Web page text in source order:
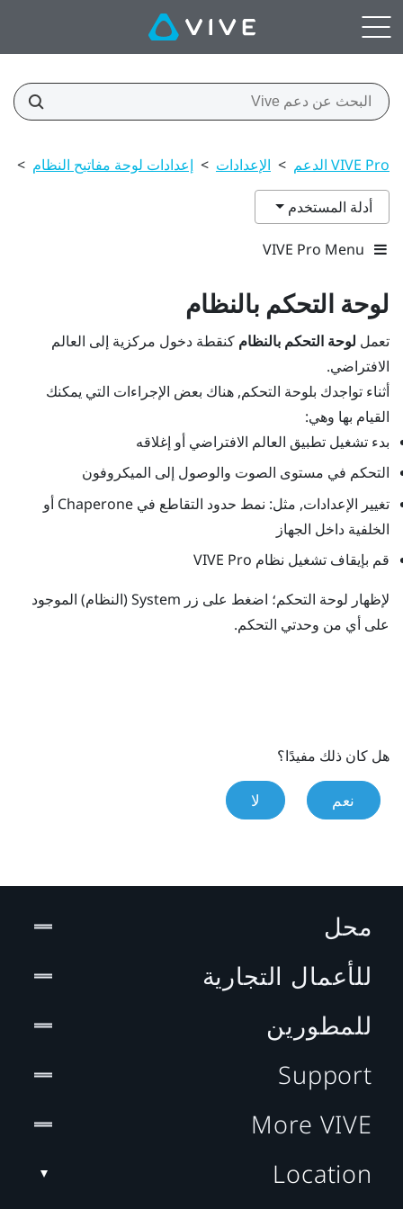
VIVE Pro الدعم > الإعدادات > إعدادات لوحة مفاتيح النظام >
أدلة المستخدم
VIVE Pro Menu
لوحة التحكم بالنظام
تعمل لوحة التحكم بالنظام كنقطة دخول مركزية إلى العالم
الافتراضي.
أثناء تواجدك بلوحة التحكم, هناك بعض الإجراءات التي يمكنك
القيام بها وهي:
بدء تشغيل تطبيق العالم الافتراضي أو إغلاقه
التحكم في مستوى الصوت والوصول إلى الميكروفون
تغيير الإعدادات, مثل: نمط حدود التقاطع في Chaperone أو
الخلفية داخل الجهاز
قم بإيقاف تشغيل نظام VIVE Pro
لإظهار لوحة التحكم؛ اضغط على زر System (النظام)
الموجود
على أي من وحدتي التحكم.
هل كان ذلك مفيدًا؟
نعم لا
محل
للأعمال التجارية
للمطورين
Support
More VIVE
Location